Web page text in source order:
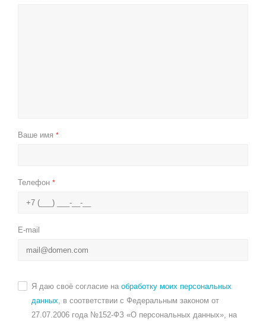
Ваше имя *
Телефон *
E-mail
Я даю своё согласие на обработку моих персональных
данных, в соответствии с Федеральным законом от
27.07.2006 года №152-ФЗ «О персональных данных», на